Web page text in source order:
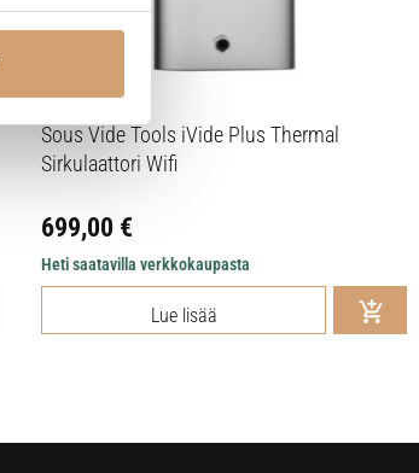
Sous Vide Tools iVide Plus Thermal
Sirkulaattori Wifi
699,00 €
Heti saatavilla verkkokaupasta
Lue lisää